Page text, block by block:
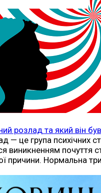
розлад та який він
— це група психічних
виникненням почуття
причини. Нормальна